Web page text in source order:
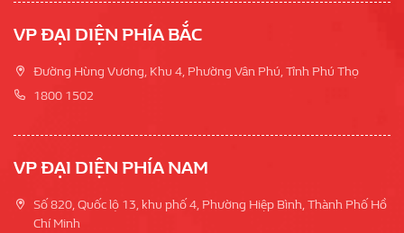
VP ĐẠI DIỆN PHÍA BẮC
Đường Hùng Vương, Khu 4, Phường Vân Phú, Tỉnh Phú Thọ
1800 1502
VP ĐẠI DIỆN PHÍA NAM
Số 820, Quốc lộ 13, khu phố 4, Phường Hiệp Bình, Thành Phố Hồ
Chí Minh